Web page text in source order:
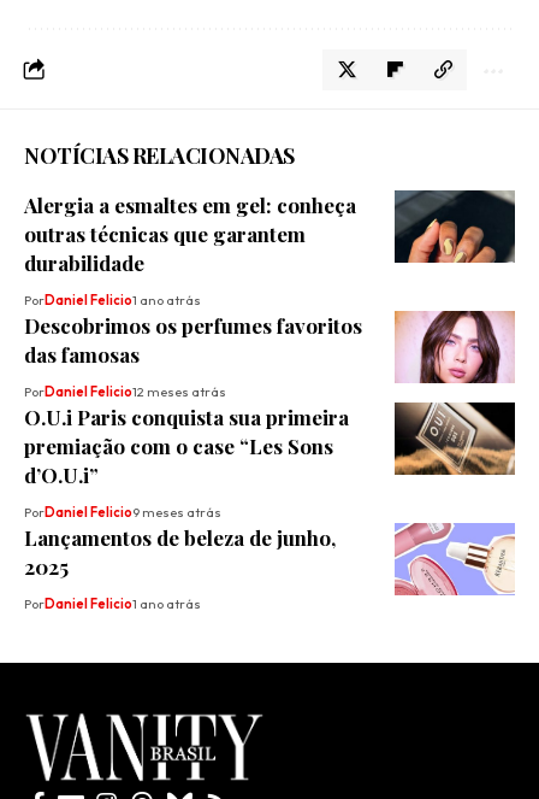
NOTÍCIAS RELACIONADAS
Alergia a esmaltes em gel: conheça
outras técnicas que garantem
durabilidade
PorDaniel Felicio1 ano atrás
Descobrimos os perfumes favoritos
das famosas
PorDaniel Felicio12 meses atrás
O.U.i Paris conquista sua primeira
premiação com o case “Les Sons
d’O.U.i”
PorDaniel Felicio9 meses atrás
Lançamentos de beleza de junho,
2025
PorDaniel Felicio1 ano atrás